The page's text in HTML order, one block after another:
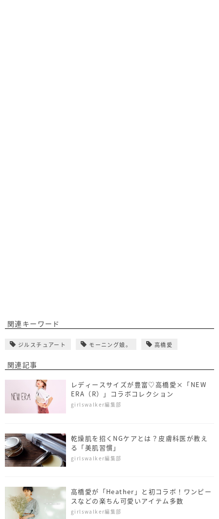
関連キーワード
ジルスチュアート モーニング娘。 高橋愛
関連記事
レディースサイズが豊富♡高橋愛×「NEW
ERA（R）」コラボコレクション
girlswalker編集部
乾燥肌を招くNGケアとは？皮膚科医が教え
る「美肌習慣」
girlswalker編集部
高橋愛が「Heather」と初コラボ！ワンピー
スなどの楽ちん可愛いアイテム多数
girlswalker編集部